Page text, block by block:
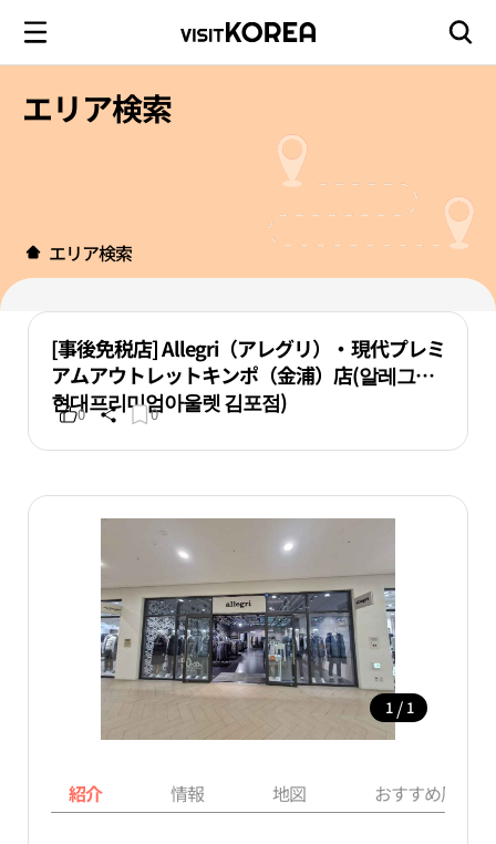
エリア検索
エリア検索
[事後免税店] Allegri（アレグリ）・現代プレミ
アムアウトレットキンポ（金浦）店(알레그리
현대프리미엄아울렛 김포점)
0 0
1 / 1
紹介 情報 地図 おすすめ周辺